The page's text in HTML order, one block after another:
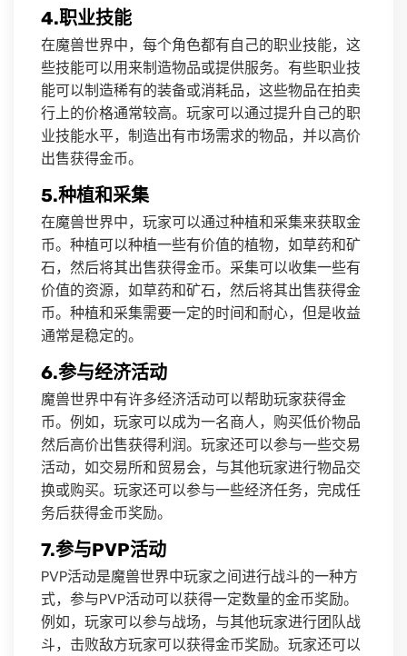
4.职业技能
在魔兽世界中，每个角色都有自己的职业技能，这
些技能可以用来制造物品或提供服务。有些职业技
能可以制造稀有的装备或消耗品，这些物品在拍卖
行上的价格通常较高。玩家可以通过提升自己的职
业技能水平，制造出有市场需求的物品，并以高价
出售获得金币。
5.种植和采集
在魔兽世界中，玩家可以通过种植和采集来获取金
币。种植可以种植一些有价值的植物，如草药和矿
石，然后将其出售获得金币。采集可以收集一些有
价值的资源，如草药和矿石，然后将其出售获得金
币。种植和采集需要一定的时间和耐心，但是收益
通常是稳定的。
6.参与经济活动
魔兽世界中有许多经济活动可以帮助玩家获得金
币。例如，玩家可以成为一名商人，购买低价物品
然后高价出售获得利润。玩家还可以参与一些交易
活动，如交易所和贸易会，与其他玩家进行物品交
换或购买。玩家还可以参与一些经济任务，完成任
务后获得金币奖励。
7.参与PVP活动
PVP活动是魔兽世界中玩家之间进行战斗的一种方
式，参与PVP活动可以获得一定数量的金币奖励。
例如，玩家可以参与战场，与其他玩家进行团队战
斗，击败敌方玩家可以获得金币奖励。玩家还可以